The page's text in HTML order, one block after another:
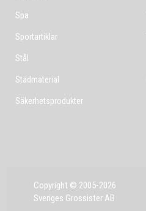
Spa
Sportartiklar
Stål
Städmaterial
Säkerhetsprodukter
Copyright © 2005-2026
Sveriges Grossister AB